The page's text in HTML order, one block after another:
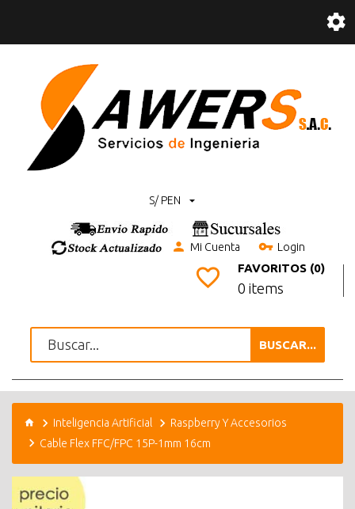
S/ PEN
Mi Cuenta Login
FAVORITOS (0)
0 items
BUSCAR...
Inteligencia Artificial
Raspberry Y Accesorios
Cable Flex FFC/FPC 15P-1mm 16cm